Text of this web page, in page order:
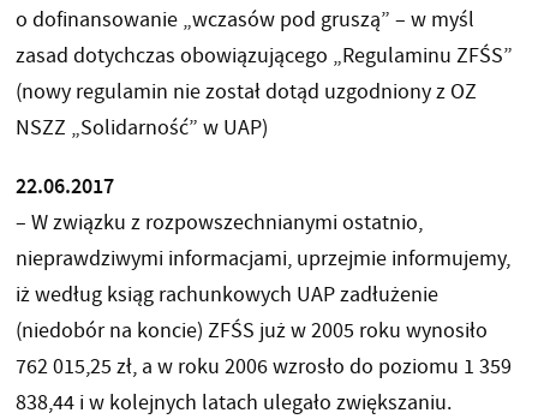
o dofinansowanie „wczasów pod gruszą” – w myśl
zasad dotychczas obowiązującego „Regulaminu ZFŚS”
(nowy regulamin nie został dotąd uzgodniony z OZ
NSZZ „Solidarność” w UAP)
22.06.2017
– W związku z rozpowszechnianymi ostatnio,
nieprawdziwymi informacjami, uprzejmie informujemy,
iż według ksiąg rachunkowych UAP zadłużenie
(niedobór na koncie) ZFŚS już w 2005 roku wynosiło
762 015,25 zł, a w roku 2006 wzrosło do poziomu 1 359
838,44 i w kolejnych latach ulegało zwiększaniu.